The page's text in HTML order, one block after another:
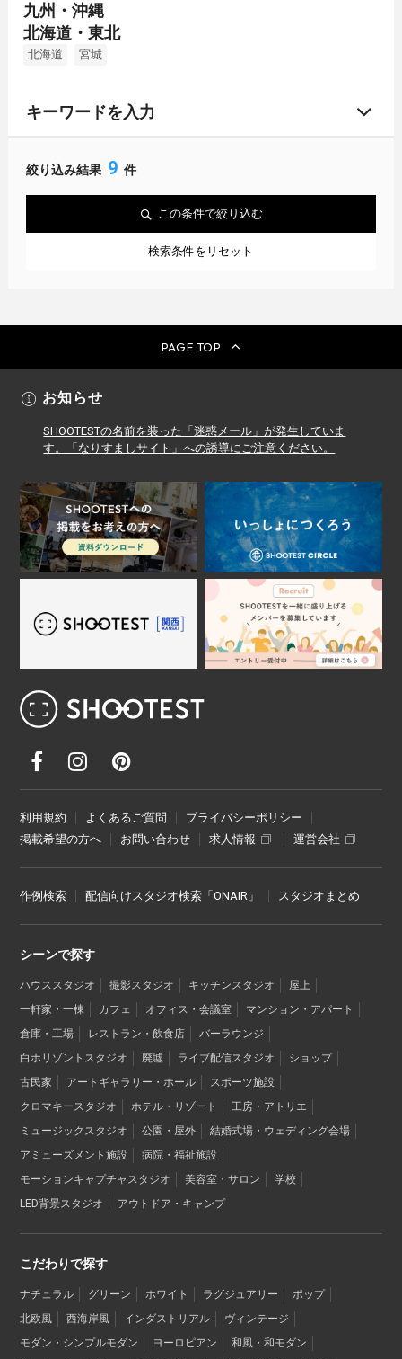
九州・沖縄
北海道・東北
北海道 宮城
キーワードを入力
絞り込み結果 9 件
この条件で絞り込む
検索条件をリセット
PAGE TOP
お知らせ
SHOOTESTの名前を装った「迷惑メール」が発生していま
す。「なりすましサイト」への誘導にご注意ください。
利用規約 よくあるご質問
プライバシーポリシー
掲載希望の方へ
お問い合わせ 求人情報 運営会社
作例検索 配信向けスタジオ検索「ONAIR」 スタジオまとめ
シーンで探す
ハウススタジオ 撮影スタジオ キッチンスタジオ
屋上
一軒家・一棟
カフェ オフィス・会議室
マンション・アパート
倉庫・工場
レストラン・飲食店
バーラウンジ
白ホリゾントスタジオ
廃墟 ライブ配信スタジオ
ショップ
古民家
アートギャラリー・ホール
スポーツ施設
クロマキースタジオ
ホテル・リゾート
工房・アトリエ
ミュージックスタジオ
公園・屋外
結婚式場・ウェディング会場
アミューズメント施設
病院・福祉施設
モーションキャプチャスタジオ
美容室・サロン
学校
LED背景スタジオ
アウトドア・キャンプ
こだわりで探す
ナチュラル グリーン ホワイト ラグジュアリー
ポップ
北欧風
西海岸風 インダストリアル
ヴィンテージ
モダン・シンプルモダン
ヨーロピアン
和風・和モダン